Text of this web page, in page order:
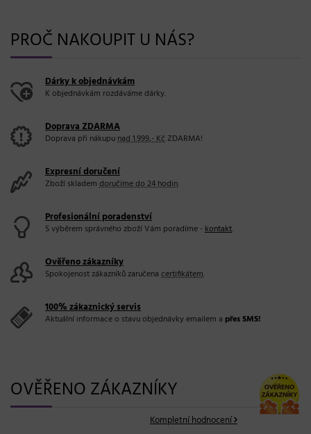
PROČ NAKOUPIT U NÁS?
Dárky k objednávkám
K objednávkám rozdáváme dárky.
Doprava ZDARMA
Doprava při nákupunad 1.999,- KčZDARMA!
Expresní doručení
Zboží skladem doručíme do 24 hodin.
Profesionální poradenství
S výběrem správného zboží Vám poradíme -kontakt.
Ověřeno zákazníky
Spokojenost zákazníků zaručena certifikátem.
100% zákaznický servis
Aktuální informace o stavu objednávky emailem a přes SMS!
OVĚŘENO ZÁKAZNÍKY
Kompletní hodnocení